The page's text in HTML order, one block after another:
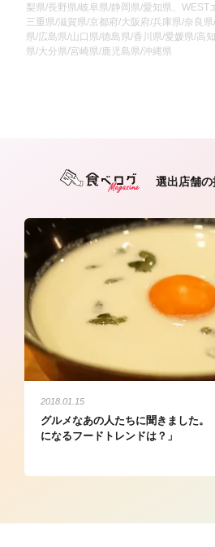
梨県/長野県/岐阜県/静岡県/愛知県、
三重県/滋賀県/京都府/大阪府/兵庫県/奈良
県/広島県/山口県/徳島県/香川県/愛媛県/高
県/大分県/宮崎県/鹿児島県/沖縄県
選出店舗
2018.01.15
グルメなあの人たちに聞きました。
になるフードトレンドは？」